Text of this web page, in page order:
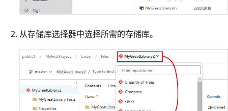
从存储库选择器中选择所需的存储库。